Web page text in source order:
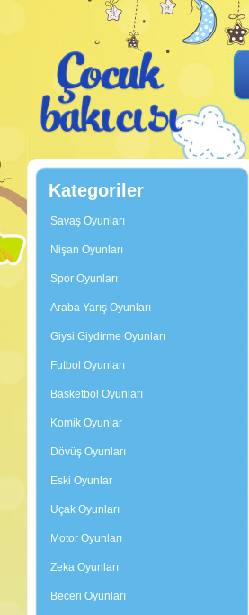
Kategoriler
Savaş Oyunları
Nişan Oyunları
Spor Oyunları
Araba Yarış Oyunları
Giysi Giydirme Oyunları
Futbol Oyunları
Basketbol Oyunları
Komik Oyunlar
Dövüş Oyunları
Eski Oyunlar
Uçak Oyunları
Motor Oyunları
Zeka Oyunları
Beceri Oyunları